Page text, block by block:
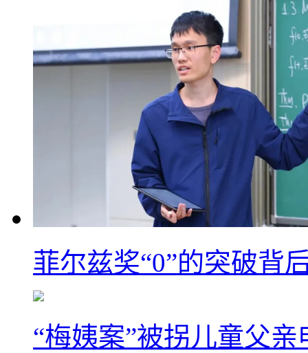
菲尔兹奖“0”的突破背
“梅姨案”被拐儿童父